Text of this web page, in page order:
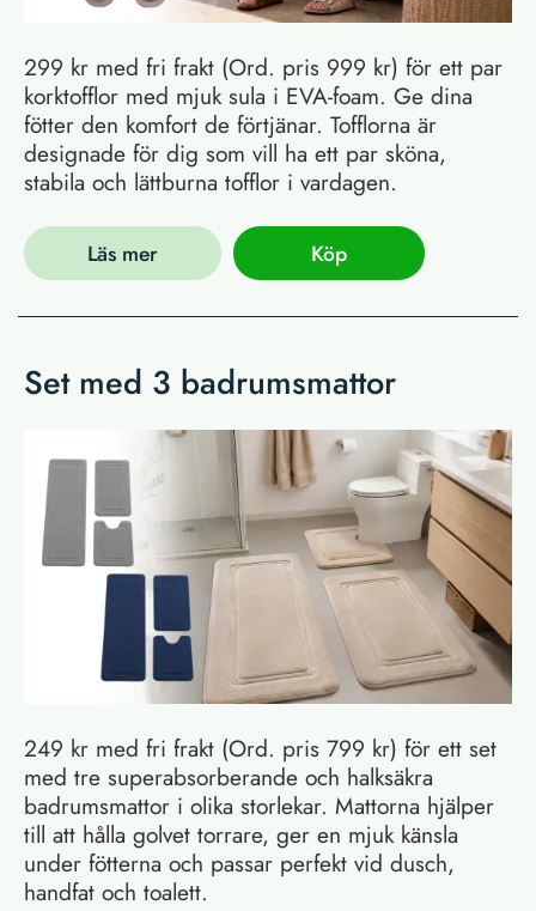
299 kr med fri frakt (Ord. pris 999 kr) för ett par
korktofflor med mjuk sula i EVA-foam. Ge dina
fötter den komfort de förtjänar. Tofflorna är
designade för dig som vill ha ett par sköna,
stabila och lättburna tofflor i vardagen.
Läs mer Köp
Set med 3 badrumsmattor
249 kr med fri frakt (Ord. pris 799 kr) för ett set
med tre superabsorberande och halksäkra
badrumsmattor i olika storlekar. Mattorna hjälper
till att hålla golvet torrare, ger en mjuk känsla
under fötterna och passar perfekt vid dusch,
handfat och toalett.